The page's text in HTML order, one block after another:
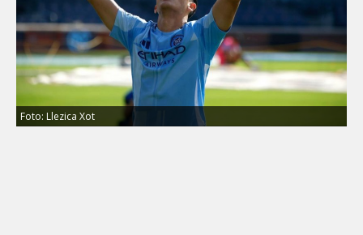
Foto: Llezica Xot